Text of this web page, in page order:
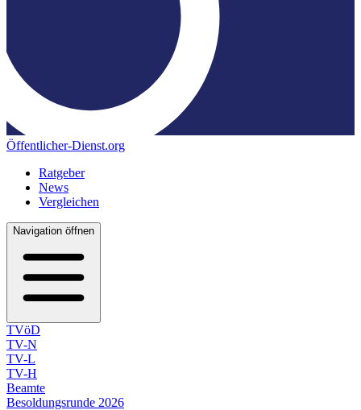
Öffentlicher-Dienst.org
Ratgeber
News
Vergleichen
Navigation öffnen
TVöD
TV-N
TV-L
TV-H
Beamte
Besoldungsrunde 2026